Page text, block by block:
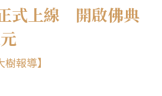
式上線 開啟佛典
報導】